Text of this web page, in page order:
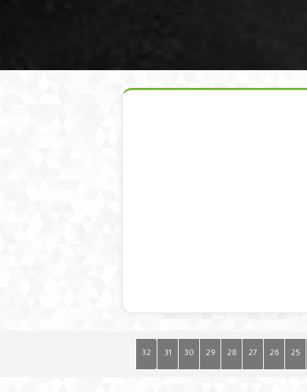
25
26
27
28
29
30
31
32